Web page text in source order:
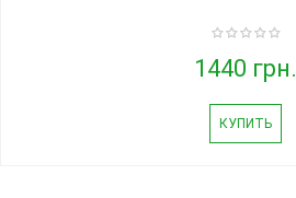
1440 грн.
КУПИТЬ